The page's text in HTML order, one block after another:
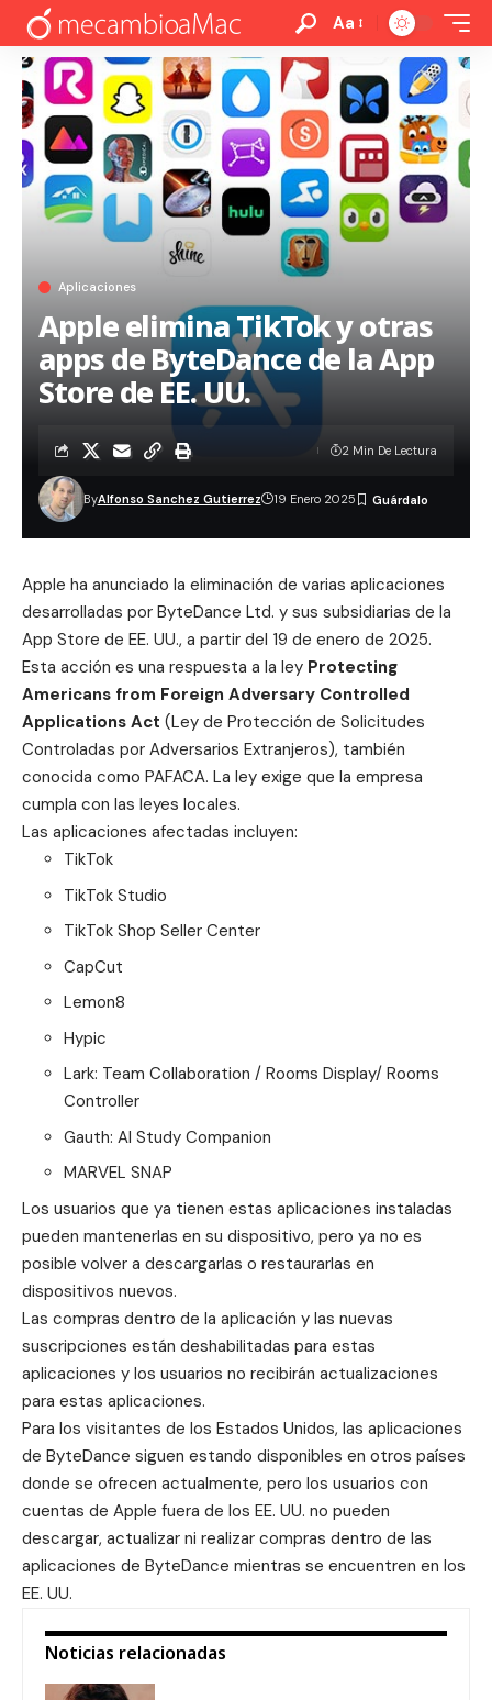
Aa
Aplicaciones
Apple elimina TikTok y otras
apps de ByteDance de la App
Store de EE. UU.
ByAlfonso Sanchez Gutierrez 19 Enero 2025
2 Min De Lectura
Apple ha anunciado la eliminación de varias aplicaciones
desarrolladas por ByteDance Ltd. y sus subsidiarias de la
App Store de EE. UU., a partir del 19 de enero de 2025.
Esta acción es una respuesta a la ley Protecting
Americans from Foreign Adversary Controlled
Applications Act (Ley de Protección de Solicitudes
Controladas por Adversarios Extranjeros), también
conocida como PAFACA. La ley exige que la empresa
cumpla con las leyes locales.
Las aplicaciones afectadas incluyen:
TikTok
TikTok Studio
TikTok Shop Seller Center
CapCut
Lemon8
Hypic
Lark: Team Collaboration / Rooms Display/ Rooms
Controller
Gauth: AI Study Companion
MARVEL SNAP
Los usuarios que ya tienen estas aplicaciones instaladas
pueden mantenerlas en su dispositivo, pero ya no es
posible volver a descargarlas o restaurarlas en
dispositivos nuevos.
Las compras dentro de la aplicación y las nuevas
suscripciones están deshabilitadas para estas
aplicaciones y los usuarios no recibirán actualizaciones
para estas aplicaciones.
Para los visitantes de los Estados Unidos, las aplicaciones
de ByteDance siguen estando disponibles en otros países
donde se ofrecen actualmente, pero los usuarios con
cuentas de Apple fuera de los EE. UU. no pueden
descargar, actualizar ni realizar compras dentro de las
aplicaciones de ByteDance mientras se encuentren en los
EE. UU.
Noticias relacionadas